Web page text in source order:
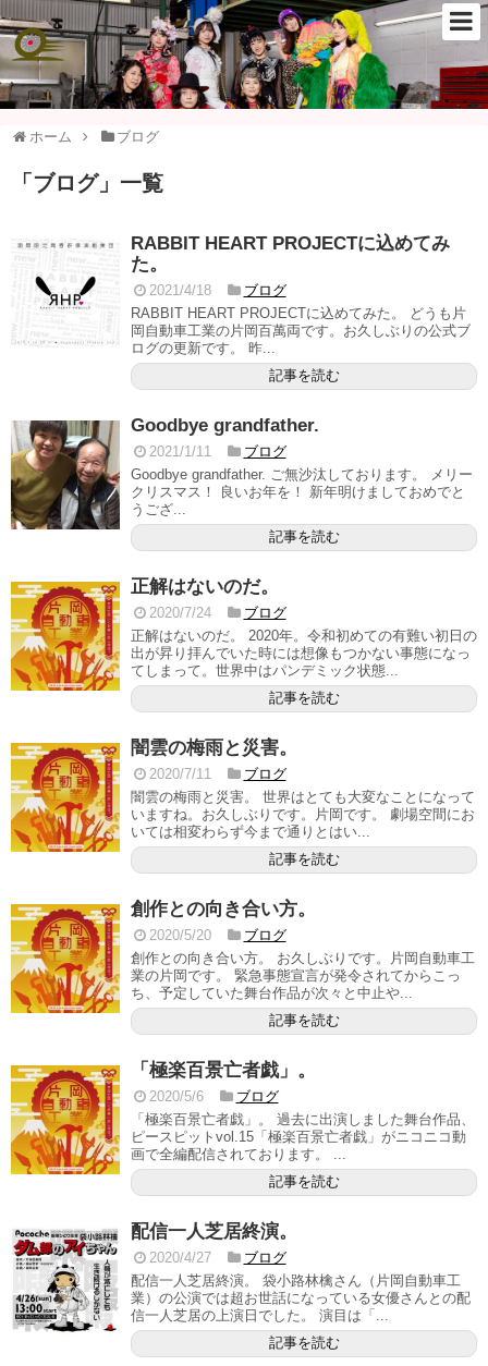
ホーム ブログ
「 ブログ」 一覧
RABBIT HEART PROJECTに込めてみ
た。
2021/4/18
ブログ
RABBIT HEART PROJECTに込めてみた。 どうも片
岡自動車工業の片岡百萬両です。お久しぶりの公式ブ
ログの更新です。 昨...
記事を読む
Goodbye grandfather.
2021/1/11
ブログ
Goodbye grandfather. ご無沙汰しております。 メリー
クリスマス！ 良いお年を！ 新年明けましておめでと
うござ...
記事を読む
正解はないのだ。
2020/7/24
ブログ
正解はないのだ。 2020年。令和初めての有難い初日の
出が昇り拝んでいた時には想像もつかない事態になっ
てしまって。世界中はパンデミック状態...
記事を読む
闇雲の梅雨と災害。
2020/7/11
ブログ
闇雲の梅雨と災害。 世界はとても大変なことになって
いますね。お久しぶりです。片岡です。 劇場空間にお
いては相変わらず今まで通りとはい...
記事を読む
創作との向き合い方。
2020/5/20
ブログ
創作との向き合い方。 お久しぶりです。片岡自動車工
業の片岡です。 緊急事態宣言が発令されてからこっ
ち、予定していた舞台作品が次々と中止や...
記事を読む
「極楽百景亡者戯」。
2020/5/6
ブログ
「極楽百景亡者戯」。 過去に出演しました舞台作品、
ピースピットvol.15「極楽百景亡者戯」がニコニコ動
画で全編配信されております。 ...
記事を読む
配信一人芝居終演。
2020/4/27
ブログ
配信一人芝居終演。 袋小路林檎さん（片岡自動車工
業）の公演では超お世話になっている女優さんとの配
信一人芝居の上演日でした。 演目は「...
記事を読む